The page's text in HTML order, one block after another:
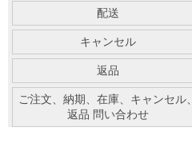
配送
キャンセル
返品
ご注文、納期、在庫、キャンセル、
返品 問い合わせ